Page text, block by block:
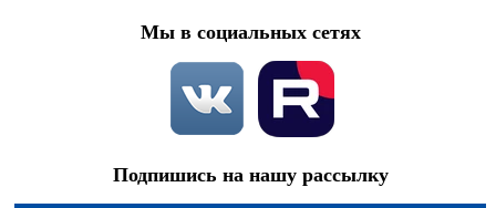
Мы в социальных сетях
Подпишись на нашу рассылку